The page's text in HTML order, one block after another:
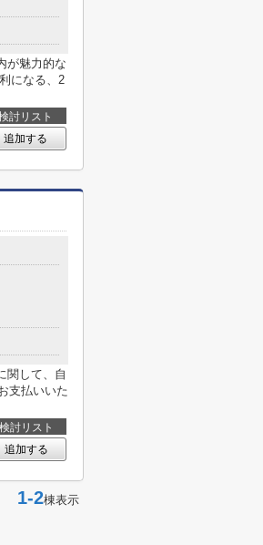
が魅力的な
になる、2
討リスト
追加する
関して、自
支払いいた
検討リスト
追加する
1-2棟表示